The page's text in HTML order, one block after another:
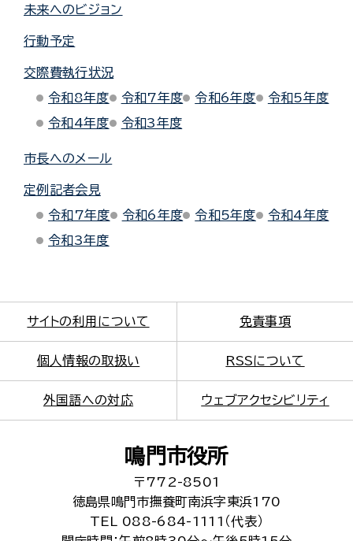
未来へのビジョン
行動予定
交際費執行状況
令和8年度
令和7年度 令和6年度
令和5年度
令和4年度
令和3年度
市長へのメール
定例記者会見
令和7年度
令和6年度 令和5年度
令和4年度
令和3年度
サイトの利用について 免責事項
個人情報の取扱い RSSについて
外国語への対応 ウェブアクセシビリティ
鳴門市役所
〒772-8501
徳島県鳴門市撫養町南浜字東浜170
TEL 088-684-1111（代表）